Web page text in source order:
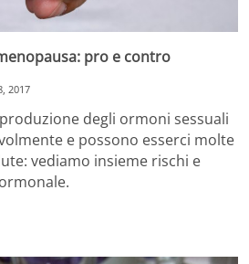
pro e contro
2017
degli ormoni sessuali
e possono esserci molte
vediamo insieme rischi e